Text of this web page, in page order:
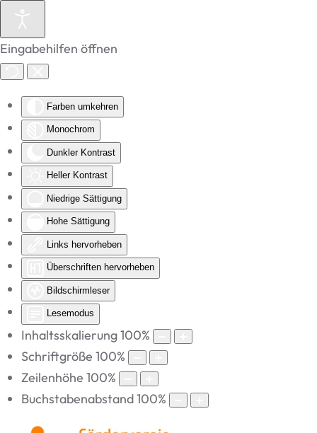
Eingabehilfen öffnen
Farben umkehren
Monochrom
Dunkler Kontrast
Heller Kontrast
Niedrige Sättigung
Hohe Sättigung
Links hervorheben
Überschriften hervorheben
Bildschirmleser
Lesemodus
Inhaltsskalierung100%
Schriftgröße 100%
Zeilenhöhe 100%
Buchstabenabstand100%
Zum Hauptinhalt springen